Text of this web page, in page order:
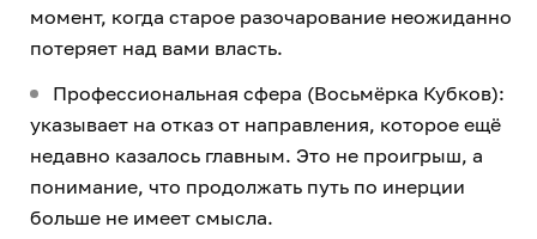
момент, когда старое разочарование неожиданно
потеряет над вами власть.
Профессиональная сфера (Восьмёрка Кубков):
указывает на отказ от направления, которое ещё
недавно казалось главным. Это не проигрыш, а
понимание, что продолжать путь по инерции
больше не имеет смысла.